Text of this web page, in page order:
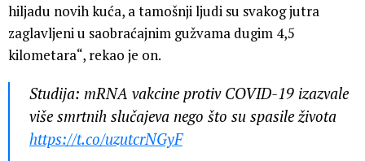
hiljadu novih kuća, a tamošnji ljudi su svakog jutra
zaglavljeni u saobraćajnim gužvama dugim 4,5
kilometara“, rekao je on.
Studija: mRNA vakcine protiv COVID-19 izazvale
više smrtnih slučajeva nego što su spasile života
https://t.co/uzutcrNGyF